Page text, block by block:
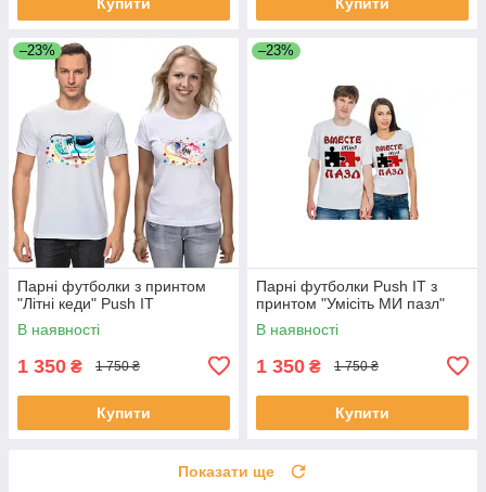
–23%
Парні футболки з принтом
"Літні кеди" Push IT
В наявності
1 350 ₴ 1 750 ₴
Купити
–23%
Парні футболки Push IT з
принтом "Умісіть МИ пазл"
В наявності
1 350 ₴ 1 750 ₴
Купити
Показати ще